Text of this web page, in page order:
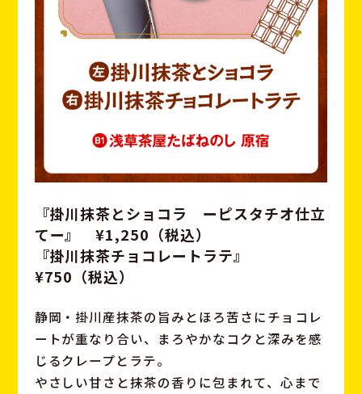
『掛川抹茶とショコラ ーピスタチオ仕立
てー』 ¥1,250（税込）
『掛川抹茶チョコレートラテ』
¥750（税込）
静岡・掛川産抹茶の旨みとほろ苦さにチョコレ
ートが重なり合い、 まろやかなコクと深みを感
じるクレープとラテ。
やさしい甘さと抹茶の香りに包まれて、心まで